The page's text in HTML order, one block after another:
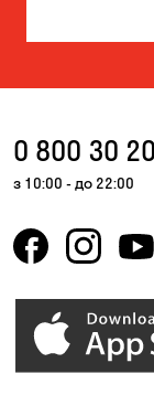
0 800 30
з 10:00 - до 22:00